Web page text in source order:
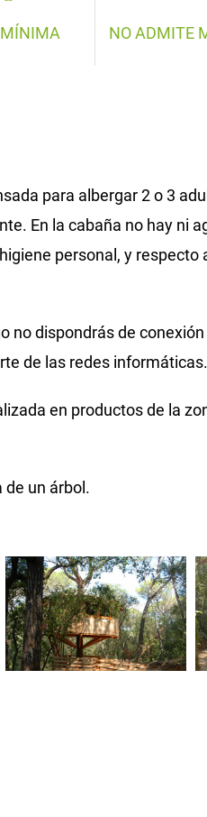
NO ADMITE
para albergar 2 o 3
En la cabaña no hay ni
personal, y respecto
no dispondrás de
de las redes informáticas.
en productos de la
de un árbol.